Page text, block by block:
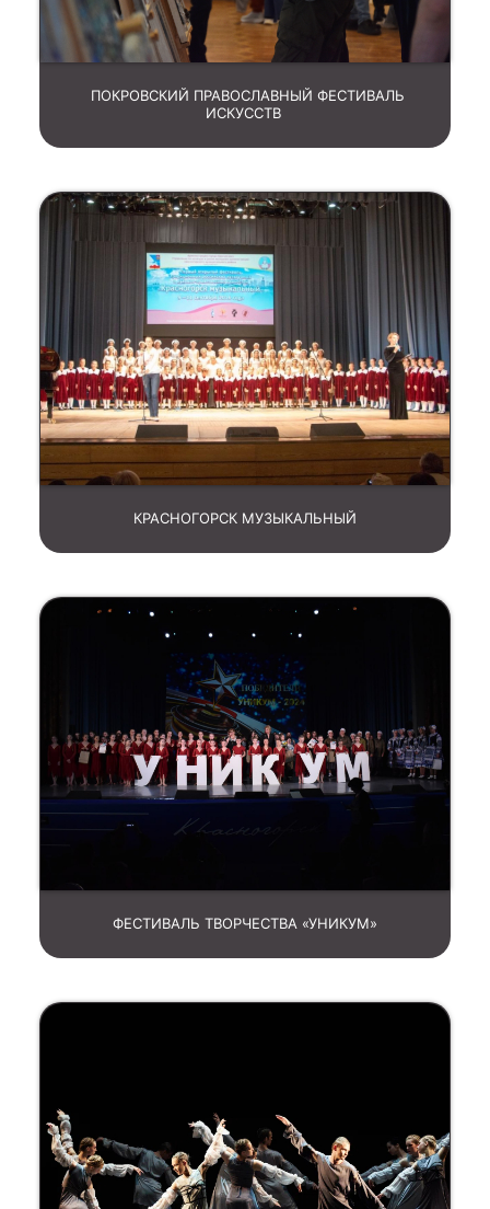
ПОКРОВСКИЙ ПРАВОСЛАВНЫЙ ФЕСТИВАЛЬ
ИСКУССТВ
КРАСНОГОРСК МУЗЫКАЛЬНЫЙ
ФЕСТИВАЛЬ ТВОРЧЕСТВА «УНИКУМ»